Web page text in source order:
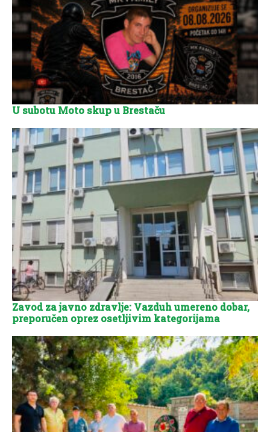
U subotu Moto skup u Brestaču
Zavod za javno zdravlje: Vazduh umereno dobar,
preporučen oprez osetljivim kategorijama